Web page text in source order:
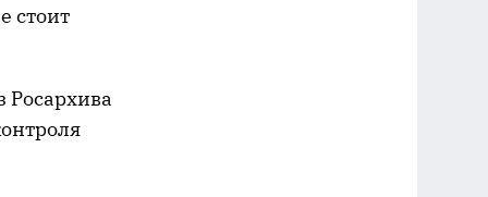
стоит
Росархива